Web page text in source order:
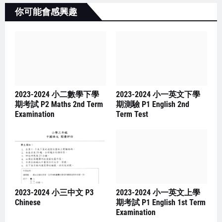
你可能會感興趣
2023-2024 小二數學下學
期考試 P2 Maths 2nd Term
Examination
2023-2024 小一英文下學
期測驗 P1 English 2nd
Term Test
2023-2024 小三中文 P3
Chinese
2023-2024 小一英文上學
期考試 P1 English 1st Term
Examination